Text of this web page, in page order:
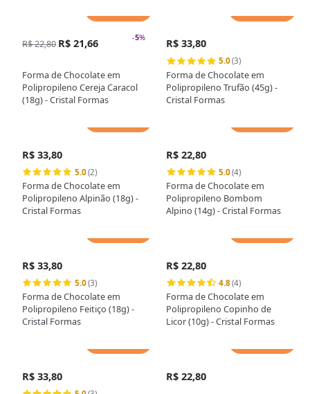
-5%
R$ 22,80 R$ 21,66
Forma de Chocolate em
Polipropileno Cereja Caracol
(18g) - Cristal Formas
R$ 33,80
5.0(3)
Forma de Chocolate em
Polipropileno Trufão (45g) -
Cristal Formas
R$ 33,80
5.0(2)
Forma de Chocolate em
Polipropileno Alpinão (18g) -
Cristal Formas
R$ 22,80
5.0(4)
Forma de Chocolate em
Polipropileno Bombom
Alpino (14g) - Cristal Formas
R$ 33,80
5.0(3)
Forma de Chocolate em
Polipropileno Feitiço (18g) -
Cristal Formas
R$ 22,80
4.8(4)
Forma de Chocolate em
Polipropileno Copinho de
Licor (10g) - Cristal Formas
R$ 33,80 R$ 22,80